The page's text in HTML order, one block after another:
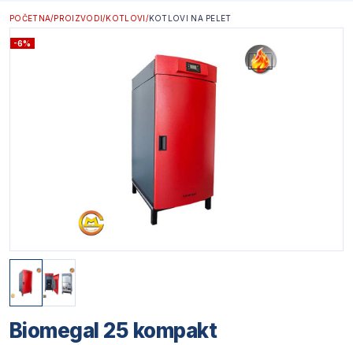
POČETNA/PROIZVODI/KOTLOVI/KOTLOVI NA PELET
-6%
Biomegal 25 kompakt